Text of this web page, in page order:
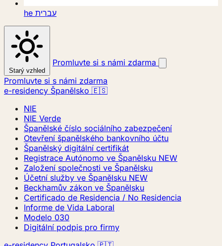
he עברית
Starý vzhled
Promluvte si s námi zdarma
Promluvte si s námi zdarma
e-residency Španělsko 🇪🇸
NIE
NIE Verde
Španělské číslo sociálního zabezpečení
Otevření španělského bankovního účtu
Španělský digitální certifikát
Registrace Autónomo ve Španělsku NEW
Založení společnosti ve Španělsku
Účetní služby ve Španělsku NEW
Beckhamův zákon ve Španělsku
Certificado de Residencia / No Residencia
Informe de Vida Laboral
Modelo 030
Digitální podpis pro firmy